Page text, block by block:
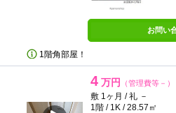
お問い
1階角部屋！
4 万円 （管理費等－）
敷 1ヶ月 / 礼 －
1階 / 1K / 28.57㎡